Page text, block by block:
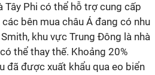
Tây Phi có thể hỗ trợ cung cấp
bên mua châu Á đang có nhu
khu vực Trung Đông là nhà
thể thay thế. Khoảng 20%
đã được xuất khẩu qua eo biển